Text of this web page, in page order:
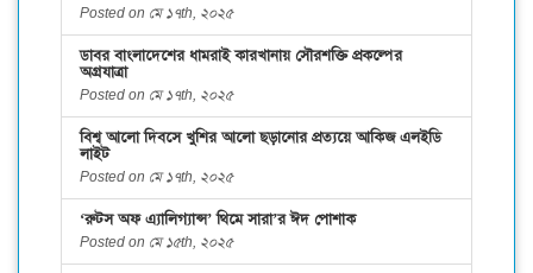
Posted on মে ১৭th, ২০২৫
ডাবর বাংলাদেশের ধামরাই কারখানায় সৌরশক্তি প্রকল্পের
অগ্রযাত্রা
Posted on মে ১৭th, ২০২৫
বিশ্ব আলো দিবসে খুশির আলো ছড়ানোর প্রত্যয়ে আকিজ এলইডি
লাইট
Posted on মে ১৭th, ২০২৫
‘রুটস অফ এ্যালিগ্যান্স’ থিমে সারা’র ঈদ পোশাক
Posted on মে ১৫th, ২০২৫